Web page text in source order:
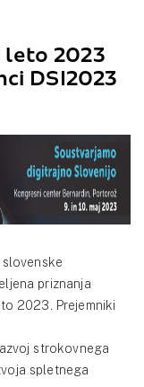
leto 2023
DSI2023
priznanja
2023. Prejemniki
strokovnega
spletnega